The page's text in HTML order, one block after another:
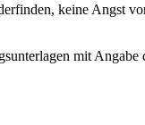
keine Angst
mit